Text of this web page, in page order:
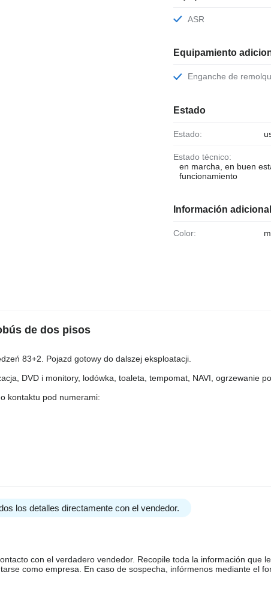
ASR
Equipamiento
Enganche de
Estado
Estado:
Estado técnico:
en marcha, en buen
funcionamiento
Información adicional
Color:
de dos pisos
83+2. Pojazd gotowy do dalszej eksploatacji.
DVD i monitory, lodówka, toaleta, tempomat, NAVI, ogrzewanie
kontaktu pod numerami:
los detalles directamente con el vendedor.
con el verdadero vendedor. Recopile toda la información que
como empresa. En caso de sospecha, infórmenos mediante el